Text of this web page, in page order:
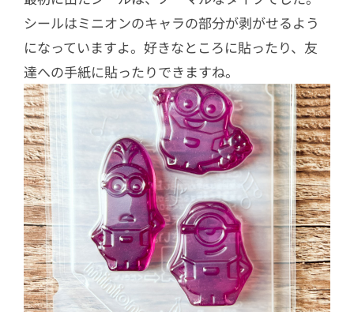
シールはミニオンのキャラの部分が剥がせるよう
になっていますよ。好きなところに貼ったり、友
達への手紙に貼ったりできますね。